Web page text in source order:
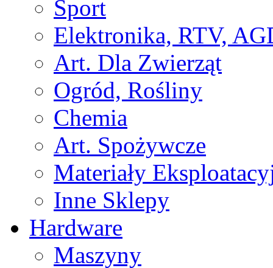
Sport
Elektronika, RTV,
Art. Dla Zwierząt
Ogród, Rośliny
Chemia
Art. Spożywcze
Materiały
Inne Sklepy
Hardware
Maszyny